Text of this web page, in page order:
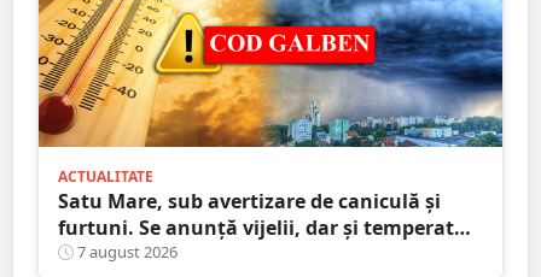
ACTUALITATE
Satu Mare, sub avertizare de caniculă și
furtuni. Se anunță vijelii, dar și temperaturi
ridicate. Avertizarea ANM
7 august 2026